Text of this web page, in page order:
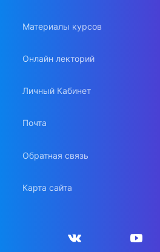
Материалы курсов
Онлайн лекторий
Личный Кабинет
Почта
Обратная связь
Карта сайта